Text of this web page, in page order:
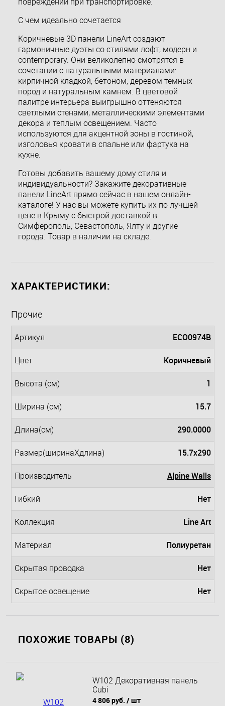
повреждений при транспортировке.
С чем идеально сочетается
Коричневые 3D панели LineArt создают
гармоничные дуэты со стилями лофт, модерн и
contemporary. Они великолепно смотрятся в
сочетании с натуральными материалами:
кирпичной кладкой, бетоном, деревом темных
пород и натуральным камнем. В цветовой
палитре интерьера выигрышно оттеняются
светлыми стенами, металлическими элементами
декора и теплым освещением. Часто
используются для акцентной зоны в гостиной,
изголовья кровати в спальне или фартука на
кухне.
Готовы добавить вашему дому стиля и
индивидуальности? Закажите декоративные
панели LineArt прямо сейчас в нашем онлайн-
каталоге! У нас вы можете купить их по лучшей
цене в Крыму с быстрой доставкой в
Симферополь, Севастополь, Ялту и другие
города. Товар в наличии на складе.
ХАРАКТЕРИСТИКИ:
Прочие
Артикул ECO0974B
Цвет Коричневый
Высота (см) 1
Ширина (см) 15.7
Длина(см) 290.0000
Размер(ширинаXдлина) 15.7x290
Производитель Alpine Walls
Гибкий Нет
Коллекция Line Art
Материал Полиуретан
Скрытая проводка Нет
Скрытое освещение Нет
ПОХОЖИЕ ТОВАРЫ (8)
W102 Декоративная панель
Cubi
4 806 руб. / шт